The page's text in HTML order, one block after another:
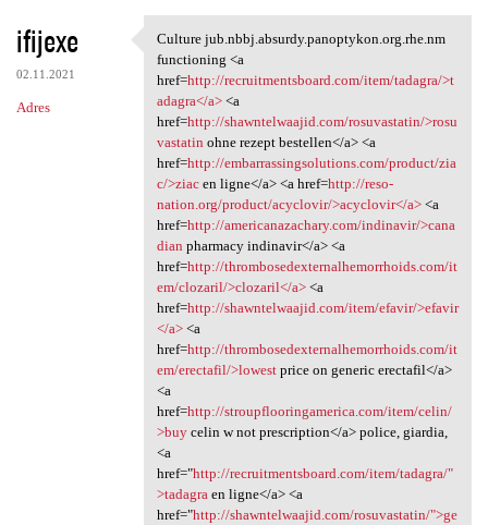
K
o
m
e
ifijexe
02.11.2021
Adres
Culture jub.nbbj.absurdy
Culture jub.nbbj.absurdy.panoptykon.org.rhe.nm
functioning <a
href=http://recruitmentsboard.com/item/tadagra/>t
adagra</a><a
href=http://shawntelwaajid.com/rosuvastatin/>rosu
vastatin ohne rezept bestellen</a> <a
href=http://embarrassingsolutions.com/product/zia
c/>ziacen ligne</a> <a href=http://reso-
nation.org/product/acyclovir/>acyclovir</a><a
href=http://americanazachary.com/indinavir/>cana
dian pharmacy indinavir</a> <a
href=http://thrombosedexternalhemorrhoids.com/it
em/clozaril/>clozaril</a><a
href=http://shawntelwaajid.com/item/efavir/>efavir
</a><a
href=http://thrombosedexternalhemorrhoids.com/it
em/erectafil/>lowestprice on generic erectafil</a>
<a
href=http://stroupflooringamerica.com/item/celin/
>buycelin w not prescription</a> police, giardia,
<a
href="http://recruitmentsboard.com/item/tadagra/"
>tadagra en ligne</a> <a
href="http://shawntelwaajid.com/rosuvastatin/">ge